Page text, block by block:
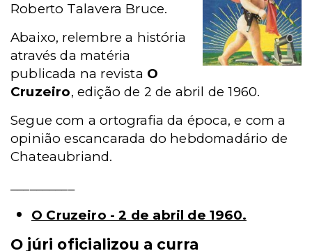
Roberto Talavera Bruce.
Abaixo, relembre a história
através da matéria
publicada na revista O
Cruzeiro, edição de 2 de abril de 1960.
Segue com a ortografia da época, e com a
opinião escancarada do hebdomadário de
Chateaubriand.
O Cruzeiro - 2 de abril de 1960.
O júri oficializou a curra